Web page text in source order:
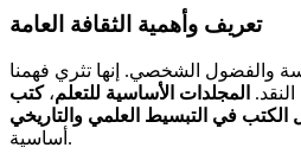
تعريف وأهمية الثقافة العامة
والفضول الشخصي. إنها تثري فهمنا
المجلدات الأساسية للتعلم،كتب
الكتب في التبسيط العلمي والتاريخي
أساسية.